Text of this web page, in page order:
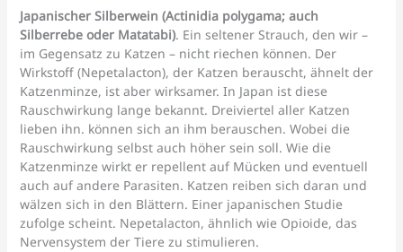
Japanischer Silberwein (Actinidia polygama; auch
Silberrebe oder Matatabi). Ein seltener Strauch, den wir –
im Gegensatz zu Katzen – nicht riechen können. Der
Wirkstoff (Nepetalacton), der Katzen berauscht, ähnelt der
Katzenminze, ist aber wirksamer. In Japan ist diese
Rauschwirkung lange bekannt. Dreiviertel aller Katzen
lieben ihn. können sich an ihm berauschen. Wobei die
Rauschwirkung selbst auch höher sein soll. Wie die
Katzenminze wirkt er repellent auf Mücken und eventuell
auch auf andere Parasiten. Katzen reiben sich daran und
wälzen sich in den Blättern. Einer japanischen Studie
zufolge scheint. Nepetalacton, ähnlich wie Opioide, das
Nervensystem der Tiere zu stimulieren.